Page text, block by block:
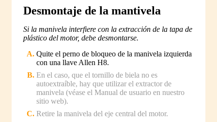
Desmontaje de la mantivela
Si la manivela interfiere con la extracción de la tapa de
plástico del motor, debe desmontarse.
Quite el perno de bloqueo de la manivela izquierda
con una llave Allen H8.
En el caso, que el tornillo de biela no es
autoextraíble, hay que utilizar el extractor de
manivela (véase el Manual de usuario en nuestro
sitio web).
Retire la manivela del eje central del motor.